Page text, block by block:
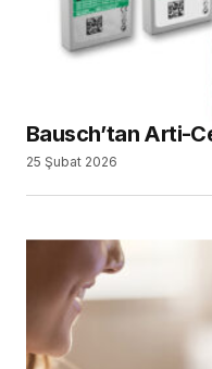
Bausch’tan Arti-
25 Şubat 2026